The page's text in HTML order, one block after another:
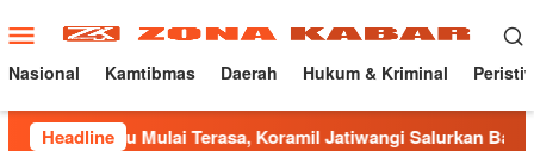
ke
konten
Menu
Mobile
Nasional Kamtibmas Daerah Hukum & Kriminal
Headline
Mulai Terasa, Koramil Jatiwangi Salurkan Bantuan Air